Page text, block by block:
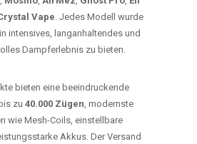
Vape. Jedes Modell wurde
intensives, langanhaltendes und
Dampferlebnis zu bieten.
bieten eine beeindruckende
zu 40.000 Zügen, modernste
wie Mesh-Coils, einstellbare
Akkus. Der Versand